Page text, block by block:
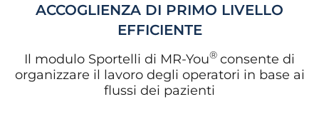
ACCOGLIENZA DI PRIMO LIVELLO
EFFICIENTE
Il modulo Sportelli di MR-You® consente di
organizzare il lavoro degli operatori in base ai
flussi dei pazienti